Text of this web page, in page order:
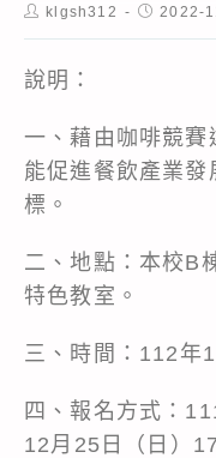
Postklgsh312
Post2022-
說明：
一、藉由咖啡競賽
能促進餐飲產業發
標。
二、地點：本校B
特色教室。
三、時間：112年
四、報名方式：
12月25日（日）